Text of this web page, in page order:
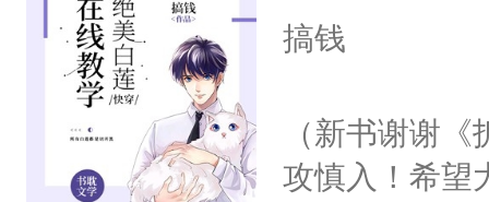
用力——为你
搞钱
（新书谢谢
攻慎入！希望